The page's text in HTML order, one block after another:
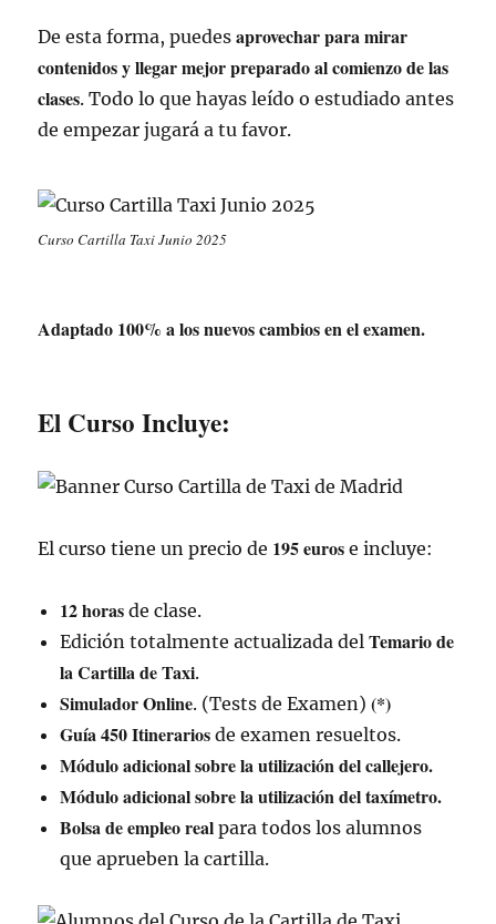
De esta forma, puedesaprovechar para mirar
contenidos y llegar mejor preparado al comienzo de las
clases. Todo lo que hayas leído o estudiado antes
de empezar jugará a tu favor.
Curso Cartilla Taxi Junio 2025
Adaptado 100% a los nuevos cambios en el examen.
El Curso Incluye:
El curso tiene un precio de 195 euros e incluye:
12 horas de clase.
Edición totalmente actualizada delTemario de
la Cartilla de Taxi.
Simulador Online. (Tests de Examen)(*)
Guía 450 Itinerarios de examen resueltos.
Módulo adicional sobre la utilización del callejero.
Módulo adicional sobre la utilización del taxímetro.
Bolsa de empleo real para todos los alumnos
que aprueben la cartilla.